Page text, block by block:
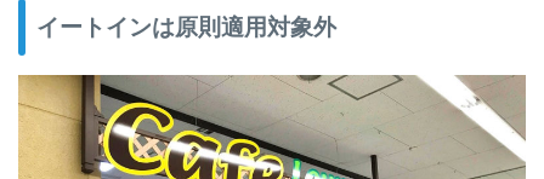
イートインは原則適用対象外